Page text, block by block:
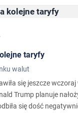
taryfy
walut
się jeszcze
Trump planuje
się dość